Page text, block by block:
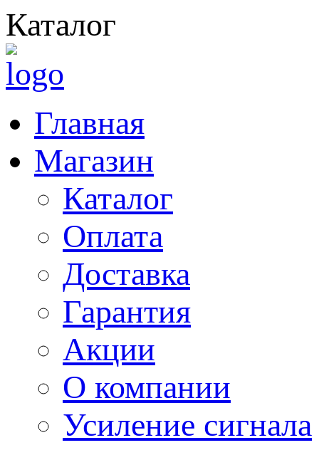
Каталог
Главная
Магазин
Каталог
Оплата
Доставка
Гарантия
Акции
О компании
Усиление сигнала